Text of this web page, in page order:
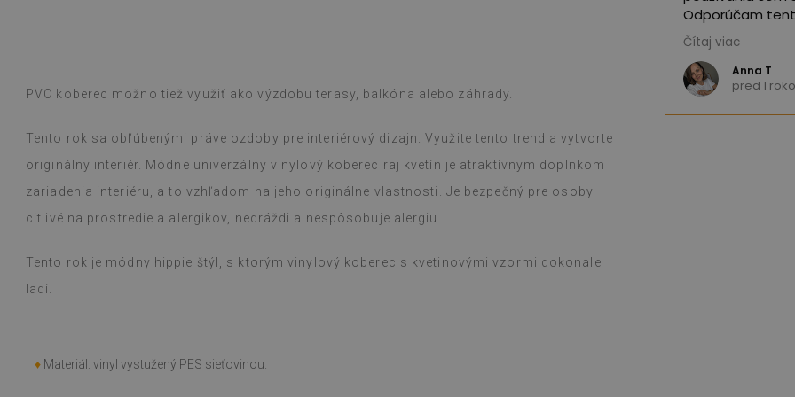
PVC koberec možno tiež využiť ako výzdobu terasy, balkóna alebo záhrady.
Tento rok sa obľúbenými práve ozdoby pre interiérový dizajn. Využite tento trend a vytvorte
originálny interiér. Módne univerzálny vinylový koberec raj kvetín je atraktívnym doplnkom
zariadenia interiéru, a to vzhľadom na jeho originálne vlastnosti. Je bezpečný pre osoby
citlivé na prostredie a alergikov, nedráždi a nespôsobuje alergiu.
Tento rok je módny hippie štýl, s ktorým vinylový koberec s kvetinovými vzormi dokonale
ladí.
♦ Materiál: vinyl vystužený PES sieťovinou.
pred 1 rokom
Odporúčam
(Preložené
Čítaj viac
Anna T
pred 1